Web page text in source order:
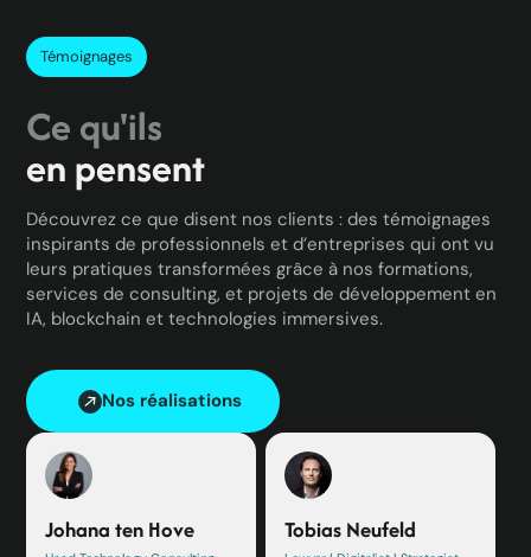
Témoignages
Ce qu'ils
en pensent
Découvrez ce que disent nos clients : des témoignages
inspirants de professionnels et d’entreprises qui ont vu
leurs pratiques transformées grâce à nos formations,
services de consulting, et projets de développement en
IA, blockchain et technologies immersives.
Nos réalisations
Johana ten Hove Tobias Neufeld